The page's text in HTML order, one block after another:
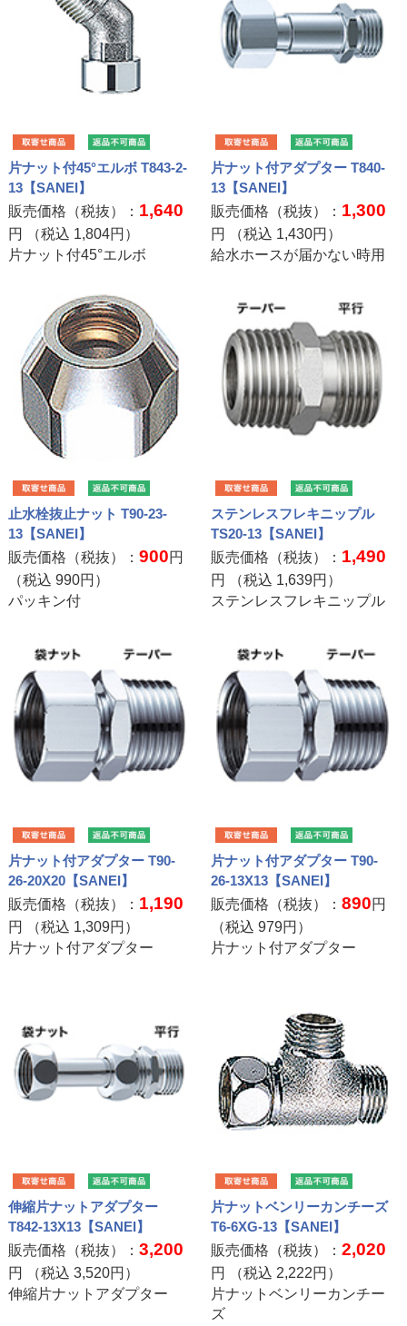
片ナット付45°エルボ T843-2-
13【SANEI】
販売価格（税抜）： 1,640
円 （税込 1,804円）
片ナット付45°エルボ
片ナット付アダプター T840-
13【SANEI】
販売価格（税抜）： 1,300
円 （税込 1,430円）
給水ホースが届かない時用
止水栓抜止ナット T90-23-
13【SANEI】
販売価格（税抜）： 900円
（税込 990円）
パッキン付
ステンレスフレキニップル
TS20-13【SANEI】
販売価格（税抜）： 1,490
円 （税込 1,639円）
ステンレスフレキニップル
片ナット付アダプター T90-
26-20X20【SANEI】
販売価格（税抜）： 1,190
円 （税込 1,309円）
片ナット付アダプター
片ナット付アダプター T90-
26-13X13【SANEI】
販売価格（税抜）：890円
（税込979円）
片ナット付アダプター
伸縮片ナットアダプター
T842-13X13【SANEI】
販売価格（税抜）： 3,200
円 （税込 3,520円）
伸縮片ナットアダプター
片ナットベンリーカンチーズ
T6-6XG-13【SANEI】
販売価格（税抜）：2,020
円 （税込 2,222円）
片ナットベンリーカンチー
ズ